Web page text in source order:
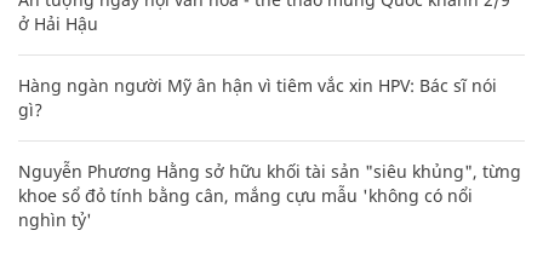
ở Hải Hậu
Hàng ngàn người Mỹ ân hận vì tiêm vắc xin HPV: Bác sĩ nói
gì?
Nguyễn Phương Hằng sở hữu khối tài sản "siêu khủng", từng
khoe sổ đỏ tính bằng cân, mắng cựu mẫu 'không có nổi
nghìn tỷ'